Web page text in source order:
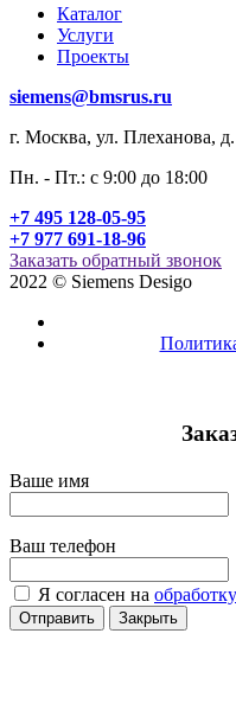
Каталог
Услуги
Проекты
siemens@bmsrus.ru
г. Москва, ул. Плеханова,
Пн. - Пт.: c 9:00 до 18:00
+7 495 128-05-95
+7 977 691-18-96
Заказать обратный звонок
2022 © Siemens Desigo
Ваше имя
Ваш телефон
Я согласен на
Отправить Закрыть